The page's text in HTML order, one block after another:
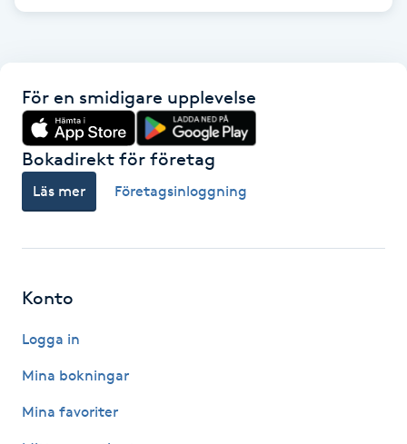
Headspa
Herrklippning
HIFU
Hollywood Peel
Hudföryngring
Huduppstramning
För en smidigare upplevelse
Bokadirekt för företag
Läs mer Företagsinloggning
Konto
Logga in
Mina bokningar
Mina favoriter